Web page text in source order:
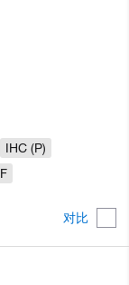
对比
IHC (P)